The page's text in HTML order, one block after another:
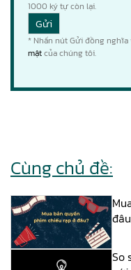
1000 ký tự còn lại.
* Nhấn nút Gửi đồng
mậtcủa chúng tôi.
Cùng chủ đề:
So